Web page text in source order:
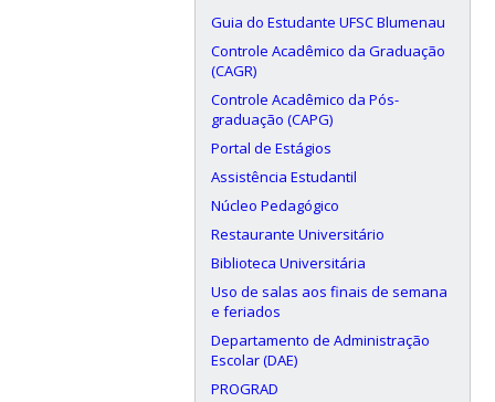
Guia do Estudante UFSC Blumenau
Controle Acadêmico da Graduação
(CAGR)
Controle Acadêmico da Pós-
graduação (CAPG)
Portal de Estágios
Assistência Estudantil
Núcleo Pedagógico
Restaurante Universitário
Biblioteca Universitária
Uso de salas aos finais de semana
e feriados
Departamento de Administração
Escolar (DAE)
PROGRAD